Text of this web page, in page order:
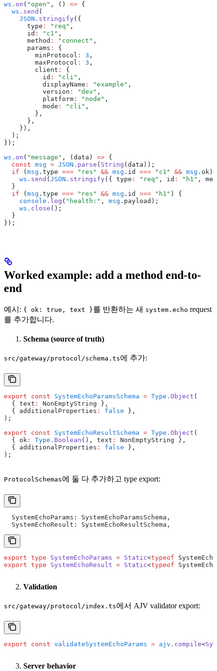
ws .on ( "open" , () => {
  ws
.send (
    JSON
.stringify({
      type
: "req" ,
      id
: "c1" ,
      method
: "connect" ,
      params
:
{
        minProtocol
: 3 ,
        maxProtocol
: 3 ,
        client
:
{
          id
: "cli" ,
          displayName
: "example" ,
          version
: "dev" ,
          platform
: "node" ,
          mode
: "cli" ,
        }
,
      }
,
    })
,
  );
});
ws .on ( "message" , (data) => {
  const
msg = JSON .parse ( String (data));
  if
( msg .type === "res" && msg .id === "c1" && msg .ok)
    ws
.send ( JSON .stringify({ type : "req" , id : "h1" ,
  }
  if
( msg .type === "res" && msg .id === "h1" ) {
    console
.log ( "health:" , msg .payload);
    ws
.close ();
  }
});
Worked example: add a method end-to-
end
예시: { ok: true, text }를 반환하는 새 system.echo request
를 추가합니다.
Schema (source of truth)
src/gateway/protocol/schema.ts에 추가:
export const SystemEchoParamsSchema = Type .Object (
  { text
: NonEmptyString } ,
  { additionalProperties
: false } ,
);
export const SystemEchoResultSchema = Type .Object (
  { ok
: Type .Boolean () , text : NonEmptyString } ,
  { additionalProperties
: false } ,
);
ProtocolSchemas에 둘 다 추가하고 type export:
  SystemEchoParams
: SystemEchoParamsSchema ,
  SystemEchoResult
: SystemEchoResultSchema ,
export type SystemEchoParams = Static<typeof
export type SystemEchoResult = Static<typeof
Validation
src/gateway/protocol/index.ts에서 AJV validator export:
export const validateSystemEchoParams = ajv .compile<
Server behavior